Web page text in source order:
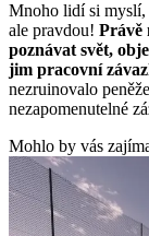
Mnoho lidí si myslí,
ale pravdou! Právě
poznávat svět,
jim pracovní
nezruinovalo
nezapomenutelné
Mohlo by vás